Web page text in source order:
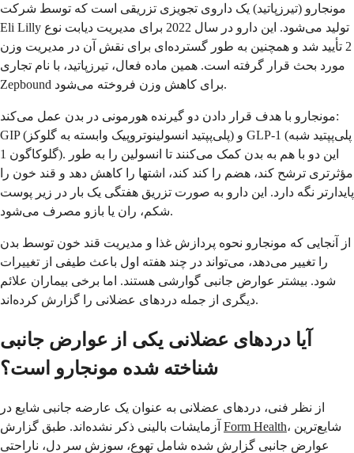
مونجارو (تیرزپاتید) یک داروی تجویزی تزریقی است که توسط شرکت
Eli Lilly تولید می‌شود. این دارو در سال 2022 برای مدیریت دیابت نوع
2 تأیید شد و همچنین به طور گسترده‌ای برای نقش آن در مدیریت وزن
مورد بحث قرار گرفته است. همین ماده فعال، تیرزپاتید، با نام تجاری
Zepbound برای کاهش وزن فروخته می‌شود.
مونجارو با هدف قرار دادن دو گیرنده هورمونی در بدن عمل می‌کند:
GIP (پلی‌پپتید انسولینوتروپیک وابسته به گلوکز) و GLP-1 (پلی‌پپتید شبه
گلوکاگون 1). این دو با هم به بدن کمک می‌کنند تا انسولین را به طور
مؤثرتری ترشح کند، هضم را کند کند، اشتها را کاهش دهد و قند خون را
پایدارتر نگه دارد. این دارو به صورت تزریق هفتگی یک بار در زیر پوست
شکم، ران یا بازو مصرف می‌شود.
از آنجایی که مونجارو نحوه پردازش غذا و مدیریت قند خون توسط بدن
را تغییر می‌دهد، می‌تواند در چند هفته اول باعث طیفی از تغییرات
شود. بیشتر عوارض جانبی گوارشی هستند. اما برخی بیماران علائم
دیگری از جمله دردهای عضلانی را گزارش کرده‌اند.
آیا دردهای عضلانی یکی از عوارض جانبی
شناخته شده مونجارو است؟
از نظر فنی، دردهای عضلانی به عنوان یک عارضه جانبی شایع در
Form Health، شایع‌ترین
عوارض جانبی گزارش شده شامل تهوع، سوزش سر دل، ناراحتی